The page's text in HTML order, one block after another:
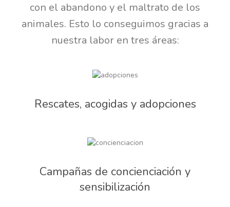
con el abandono y el maltrato de los
animales. Esto lo conseguimos gracias a
nuestra labor en tres áreas:
Rescates, acogidas y adopciones
Campañas de concienciación y
sensibilización